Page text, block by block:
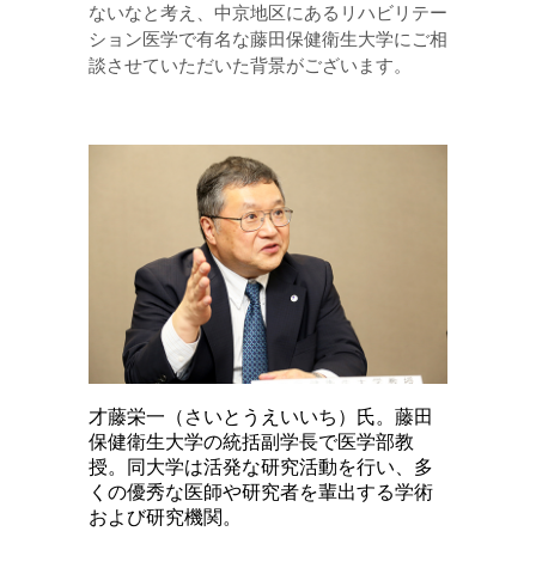
ないなと考え、中京地区にあるリハビリテー
ション医学で有名な藤田保健衛生大学にご相
談させていただいた背景がございます。
才藤栄一（さいとうえいいち）氏。藤田
保健衛生大学の統括副学長で医学部教
授。同大学は活発な研究活動を行い、多
くの優秀な医師や研究者を輩出する学術
および研究機関。